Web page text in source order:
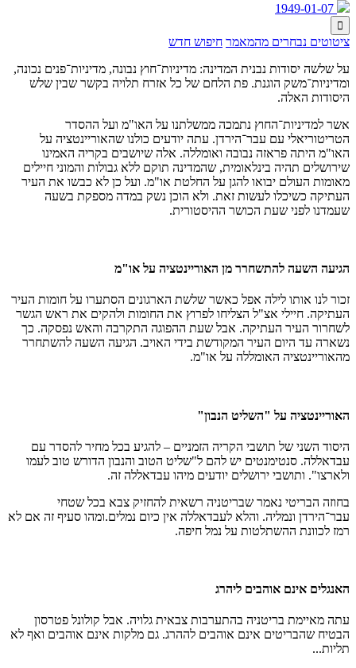

ציטוטים נבחרים מהמאמר חיפוש חדש
על שלשה יסודות נבנית המדינה: מדיניות־חוץ נבונה, מדיניות־פנים נכונה,
ומדיניות־משק הוגנת. פת הלחם של כל אזרח תלויה בקשר שבין שלש
היסודות האלה.
אשר למדיניות־החוץ נתמכה ממשלתנו על האו"מ ועל ההסדר
הטריטוריאלי עם עבר־הירדן. עתה יודעים כולנו שהאוריינטציה על
האו"מ היתה פראזה נבובה ואומללה. אלה שיושבים בקריה האמינו
שירושלים תהיה בינלאומית, שהמדינה תוקם ללא גבולות והמוני חיילים
מאומות העולם יבואו להגן על החלטת או"מ. ועל כן לא כבשו את העיר
העתיקה כשיכלו לעשות זאת. ולא הוכן נשק במדה מספקת בשעה
שעמדנו לפני שעת הכושר ההיסטורית.
הגיעה השעה להתשחרר מן האוריינטציה על או"מ
זכור לנו אותו לילה אפל כאשר שלשת הארגונים הסתערו על חומות העיר
העתיקה. חיילי אצ"ל הצליחו לפרוץ את החומות ולהקים את ראש הגשר
לשחרור העיר העתיקה. אבל שעת ההפוגה התקרבה והאש נפסקה. כך
נשארה עד היום העיר המקודשת בידי האויב. הגיעה השעה להשתחרר
מהאוריינטציה האומללה על או"מ.
האוריינטציה על "השליט הנבון"
היסוד השני של תושבי הקריה הזמניים – להגיע בכל מחיר להסדר עם
עבדאללה. סנטימנטים יש להם ל"שליט הטוב והנבון הדורש טוב לעמו
ולארצו". ותושבי ירושלים יודעים מיהו עבדאללה זה.
בחוזה הבריטי נאמר שבריטניה רשאית להחזיק צבא בכל שטחי
עבר־הירדן ונמליה. והלא לעבדאללה אין כיום נמלים.ומהו סעיף זה אם לא
רמז לכוונת ההשתלטות על נמל חיפה.
האנגלים אינם אוהבים ליהרג
עתה מאיימת בריטניה בהתערבות צבאית גלויה. אבל קולונל פטרסון
הבטיח שהבריטים אינם אוהבים לההרג. גם מלקות אינם אוהבים ואף לא
תליות...